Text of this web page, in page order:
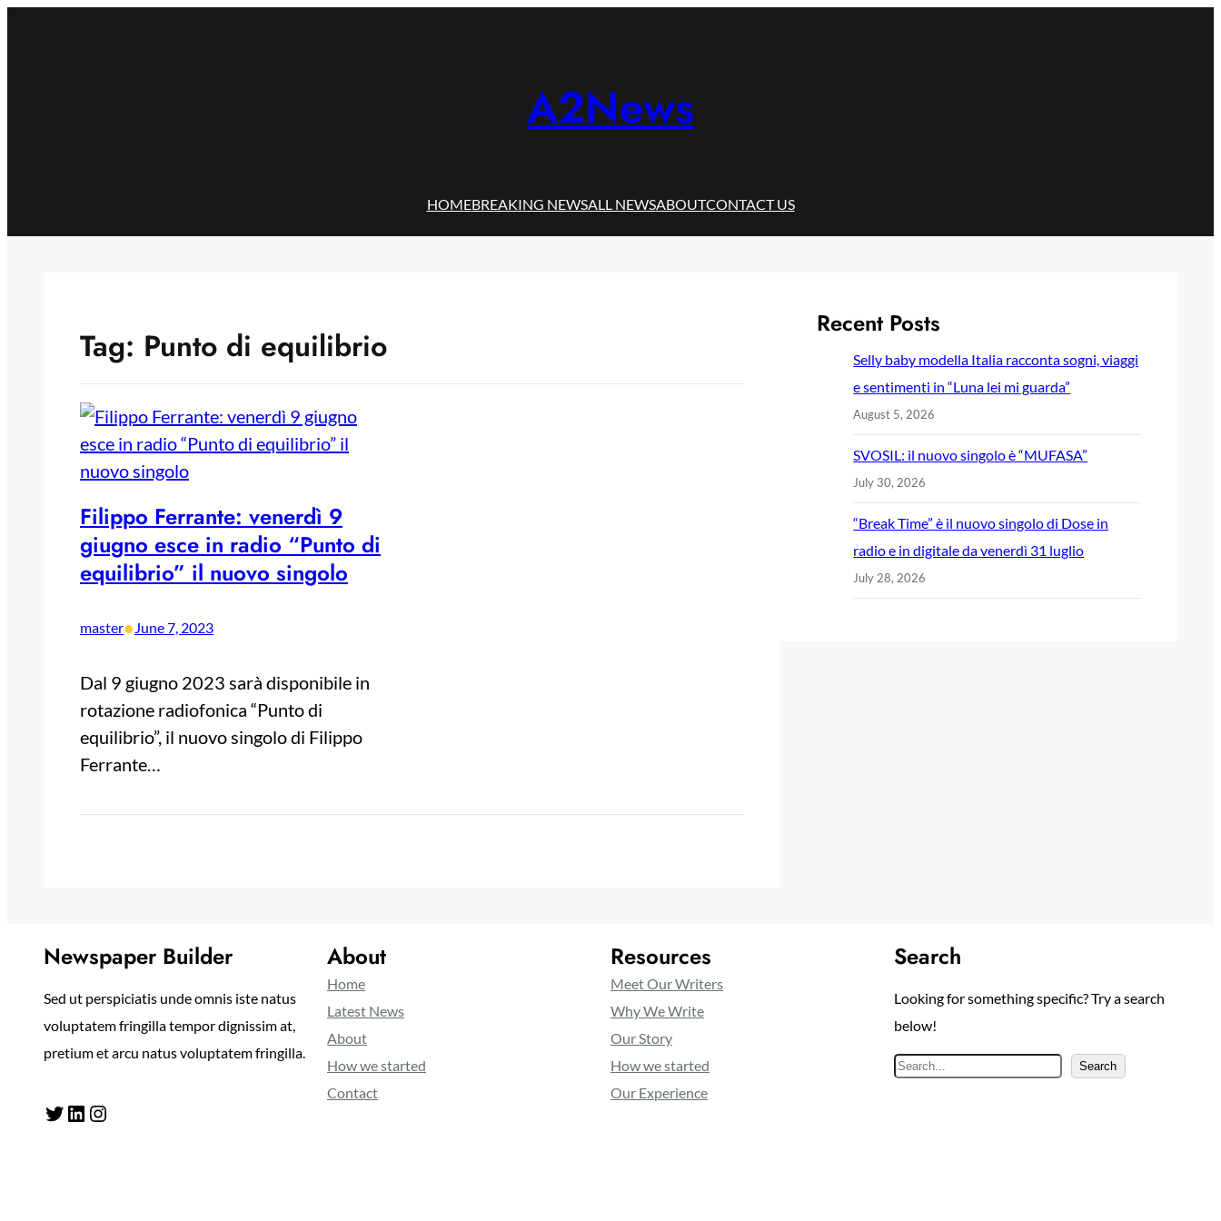
A2News
HOMEBREAKING NEWSALL NEWSABOUTCONTACT US
Tag: Punto di equilibrio
Filippo Ferrante: venerdì 9
giugno esce in radio “Punto di
equilibrio” il nuovo singolo
master•June 7, 2023
Dal 9 giugno 2023 sarà disponibile in
rotazione radiofonica “Punto di
equilibrio”, il nuovo singolo di Filippo
Ferrante…
Recent Posts
Selly baby modella Italia racconta sogni, viaggi
e sentimenti in “Luna lei mi guarda”
August 5, 2026
SVOSIL: il nuovo singolo è “MUFASA”
July 30, 2026
“Break Time” è il nuovo singolo di Dose in
radio e in digitale da venerdì 31 luglio
July 28, 2026
Newspaper Builder
Sed ut perspiciatis unde omnis iste natus
voluptatem fringilla tempor dignissim at,
pretium et arcu natus voluptatem fringilla.
Twitter LinkedIn Instagram
About
Home
Latest News
About
How we started
Contact
Resources
Meet Our Writers
Why We Write
Our Story
How we started
Our Experience
Search
Looking for something specific? Try a search
below!
S
Search